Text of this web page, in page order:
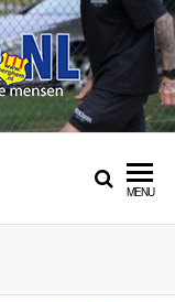
door en
mensen
MENU